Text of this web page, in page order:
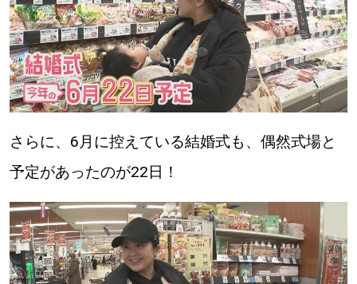
さらに、6月に控えている結婚式も、偶然式場と
予定があったのが22日！